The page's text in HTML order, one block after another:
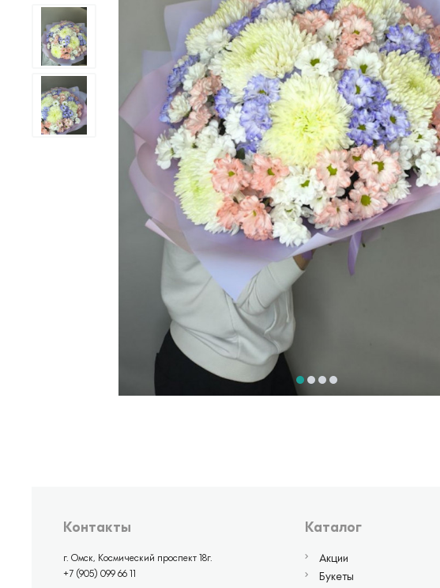
Контакты
г. Омск, Космический проспект 18г.
+7 (905) 099 66 11
Каталог
Акции
Букеты